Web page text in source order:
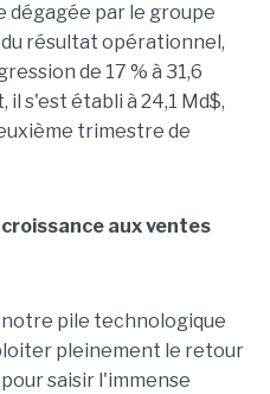
dégagée par le groupe
du résultat opérationnel,
de 17 % à 31,6
il s'est établi à 24,1 Md$,
trimestre de
aux ventes
pile technologique
pleinement le retour
saisir l'immense